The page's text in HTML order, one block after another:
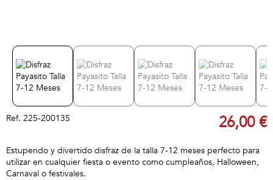
Ref. 225-200135 26,00 €
Estupendo y divertido disfraz de la talla 7-12 meses perfecto para
utilizar en cualquier fiesta o evento como cumpleaños, Halloween,
Carnaval o festivales.